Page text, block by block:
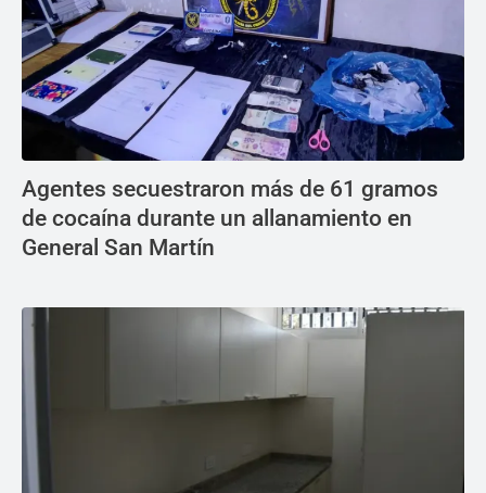
Agentes secuestraron más de 61 gramos
de cocaína durante un allanamiento en
General San Martín